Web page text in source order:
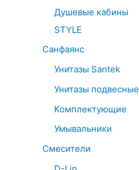
Душевые кабины
STYLE
Санфаянс
Унитазы Santek
Унитазы подвесные
Комплектующие
Умывальники
Смесители